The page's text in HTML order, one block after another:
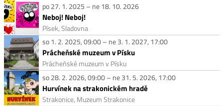
po 27. 1. 2025 – ne 18. 10. 2026
Neboj! Neboj!
Písek, Sladovna
so 1. 2. 2025, 09:00 – ne 3. 1. 2027, 17:00
Prácheňské muzeum v Písku
Prácheňské muzeum v Písku
so 28. 2. 2026, 09:00 – ne 31. 5. 2026, 17:00
Hurvínek na strakonickém hradě
Strakonice, Muzeum Strakonice